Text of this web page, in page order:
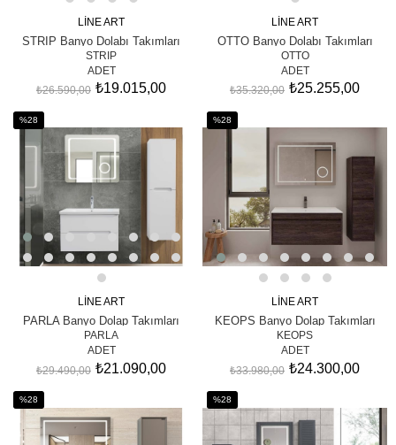
SEPETE EKLE
LİNE ART
STRIP Banyo Dolabı Takımları
STRIP
ADET
₺19.015,00
₺26.590,00
SEPETE EKLE
LİNE ART
OTTO Banyo Dolabı Takımları
OTTO
ADET
₺25.255,00
₺35.320,00
SEPETE EKLE
%28
%28İndirim
LİNE ART
PARLA Banyo Dolap Takımları
PARLA
ADET
₺21.090,00
₺29.490,00
SEPETE EKLE
%28
LİNE ART
KEOPS Banyo Dolap Takımları
KEOPS
ADET
₺24.300,00
₺33.980,00
%28
İndirim
%28İndirim
%28